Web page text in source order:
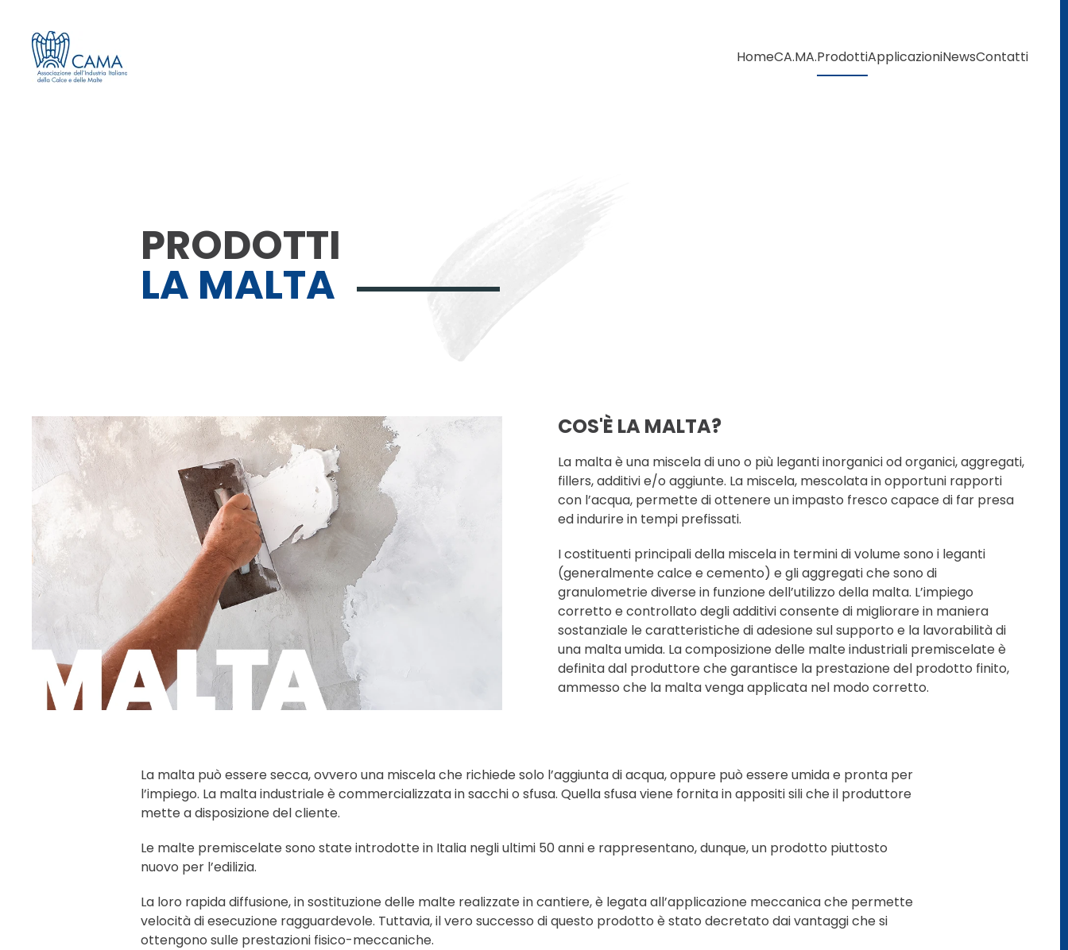
HomeCA.MA.ProdottiApplicazioniNewsContatti
PRODOTTI
LA MALTA
COS'È LA MALTA?
La malta è una miscela di uno o più leganti inorganici od organici, aggregati,
fillers, additivi e/o aggiunte. La miscela, mescolata in opportuni rapporti
con l’acqua, permette di ottenere un impasto fresco capace di far presa
ed indurire in tempi prefissati.
I costituenti principali della miscela in termini di volume sono i leganti
(generalmente calce e cemento) e gli aggregati che sono di
granulometrie diverse in funzione dell’utilizzo della malta. L’impiego
corretto e controllato degli additivi consente di migliorare in maniera
sostanziale le caratteristiche di adesione sul supporto e la lavorabilità di
una malta umida. La composizione delle malte industriali premiscelate è
definita dal produttore che garantisce la prestazione del prodotto finito,
ammesso che la malta venga applicata nel modo corretto.
La malta può essere secca, ovvero una miscela che richiede solo l’aggiunta di acqua, oppure può essere umida e pronta per
l’impiego. La malta industriale è commercializzata in sacchi o sfusa. Quella sfusa viene fornita in appositi sili che il produttore
mette a disposizione del cliente.
Le malte premiscelate sono state introdotte in Italia negli ultimi 50 anni e rappresentano, dunque, un prodotto piuttosto
nuovo per l’edilizia.
La loro rapida diffusione, in sostituzione delle malte realizzate in cantiere, è legata all’applicazione meccanica che permette
velocità di esecuzione ragguardevole. Tuttavia, il vero successo di questo prodotto è stato decretato dai vantaggi che si
ottengono sulle prestazioni fisico-meccaniche.